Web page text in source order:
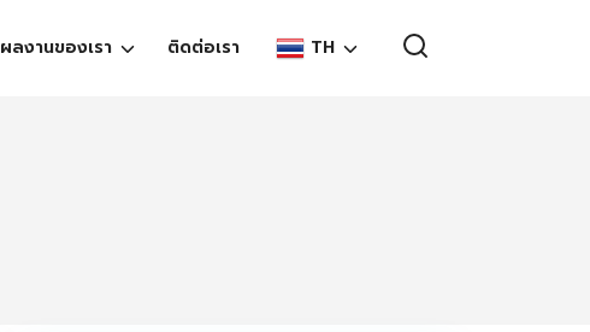
ผลงานของเรา ติดต่อเรา TH